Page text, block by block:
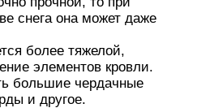
снега она может даже
более тяжелой,
элементов кровли.
большие чердачные
и другое.